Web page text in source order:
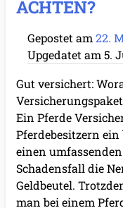
ACHTEN?
Gepostet am22.
Upgedatet am5.
Gut versichert:
Ein Pferde
Pferdebesitzern ein
einen
Schadensfall die
Geldbeutel.
man bei einem